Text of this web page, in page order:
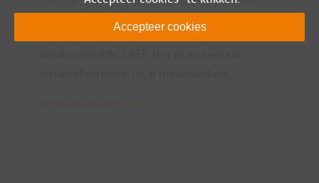
14a in Nijkerk, de directie wordt gevormd door
mr. René Blom FFP CFP en Marco van
Accepteer cookies